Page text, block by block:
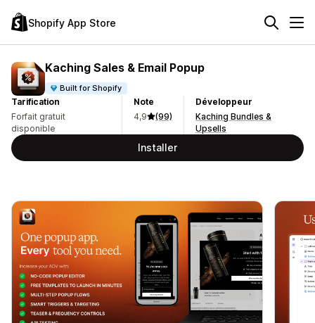
Shopify App Store
Kaching Sales & Email Popup
Built for Shopify
Tarification
Forfait gratuit
disponible
Note
4,9
(99)
Développeur
Kaching Bundles &
Upsells
Installer